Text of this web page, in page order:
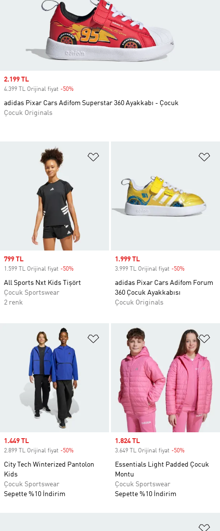
Sale price
799 TL
1.599 TL Orijinal fiyat -50%
All Sports Nxt Kids Tişört
Çocuk Sportswear
2 renk
Sale price
1.999 TL
3.999 TL Orijinal fiyat -50%
adidas Pixar Cars Adifom Forum
360 Çocuk Ayakkabısı
Çocuk Originals
Favori Listesine Ekle
Sale price
1.449 TL
2.899 TL Orijinal fiyat -50%
City Tech Winterized Pantolon
Kids
Çocuk Sportswear
Sepette %10 İndirim
Sale price
1.824 TL
3.649 TL Orijinal fiyat -50%
Essentials Light Padded Çocuk
Montu
Çocuk Sportswear
Sepette %10 İndirim
Sale price
2.199 TL
4.399 TL Orijinal fiyat -50%
adidas Pixar Cars Adifom Superstar 360 Ayakkabı - Çocuk
Çocuk Originals